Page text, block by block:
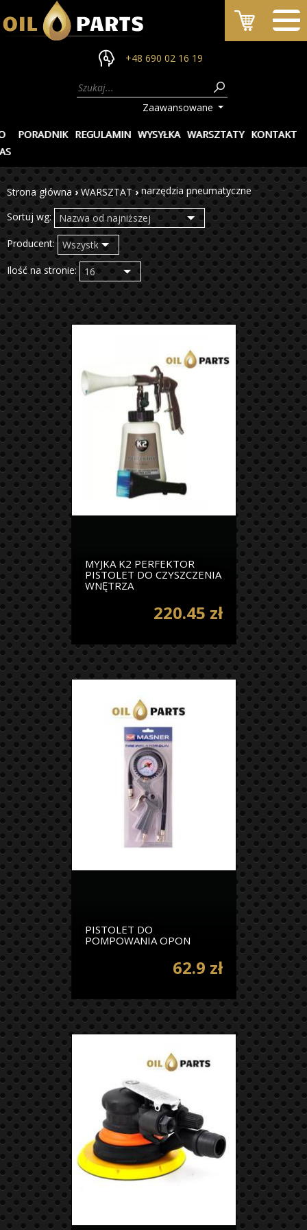
+48 690 02 16 19
Zaawansowane
PORADNIK REGULAMIN WYSYŁKA WARSZTATY KONTAKT
Strona główna › WARSZTAT › narzędzia pneumatyczne
Sortuj wg:
Producent:
Ilość na stronie:
MYJKA K2 PERFEKTOR
PISTOLET DO CZYSZCZENIA
WNĘTRZA
220.45 zł
PISTOLET DO
POMPOWANIA OPON
62.9 zł